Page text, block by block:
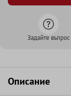
Задайте въпрос
Описание